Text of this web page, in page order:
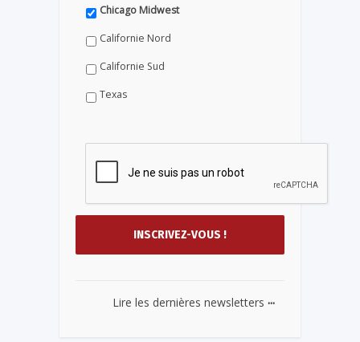
Chicago Midwest
Californie Nord
Californie Sud
Texas
Lire les dernières newsletters ...